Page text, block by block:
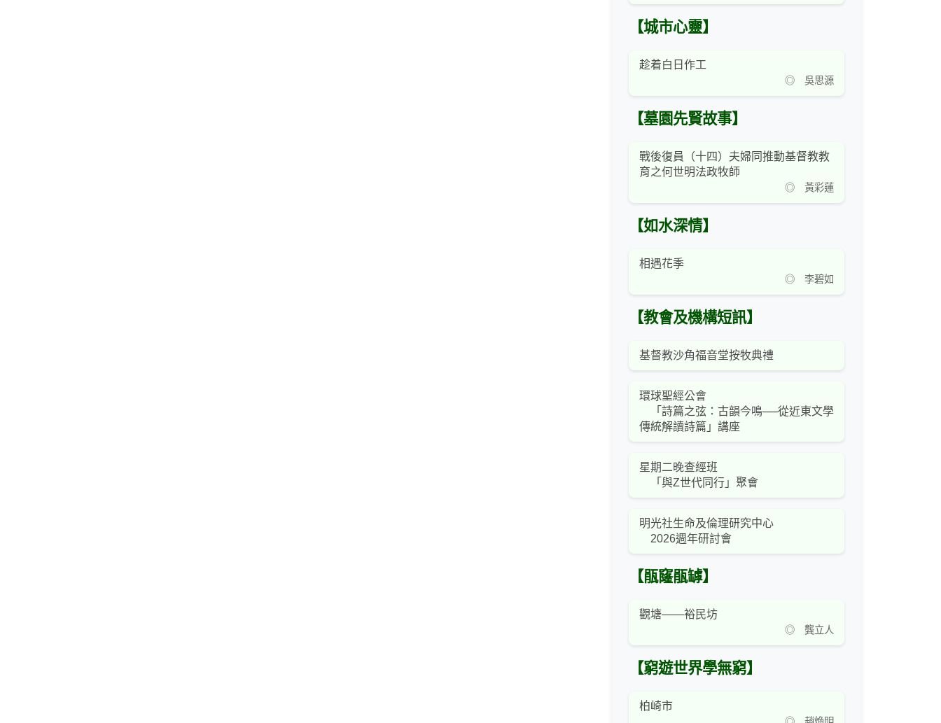
【城市心靈】
趁着白日作工
◎ 吳思源
【墓園先賢故事】
戰後復員（十四）夫婦同推動基督教教
育之何世明法政牧師
◎ 黃彩蓮
【如水深情】
相遇花季
◎ 李碧如
【教會及機構短訊】
基督教沙角福音堂按牧典禮
環球聖經公會
「詩篇之弦：古韻今鳴──從近東文學
傳統解讀詩篇」講座
星期二晚查經班
「與Z世代同行」聚會
明光社生命及倫理研究中心
2026週年研討會
【瓹窿瓹罅】
觀塘——裕民坊
◎ 龔立人
【窮遊世界學無窮】
柏崎市